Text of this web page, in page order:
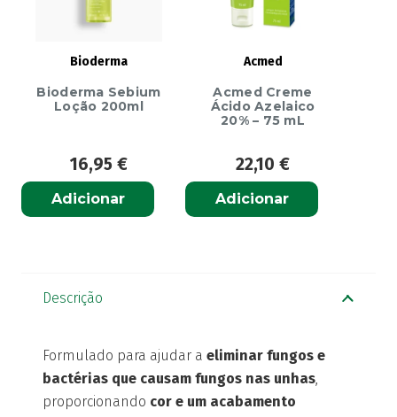
Bioderma
Bioderma Sebium
Loção 200ml
16,95 €
Adicionar
Acmed
Acmed Creme
Ácido Azelaico
20% – 75 mL
22,10 €
Adicionar
Descrição
Formulado para ajudar a eliminar fungos e
bactérias que causam fungos nas unhas,
proporcionando cor e um acabamento